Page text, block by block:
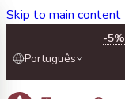
Skip to main content
-5%
Português